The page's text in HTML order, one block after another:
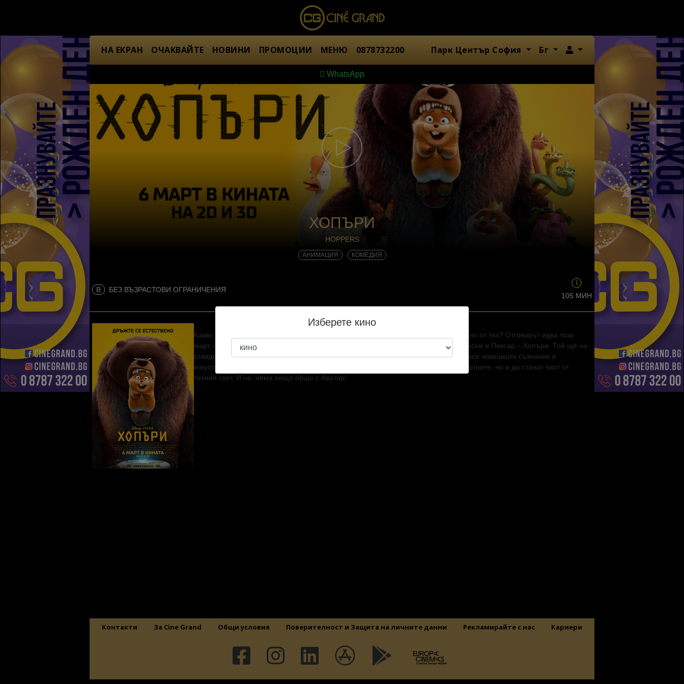
НА ЕКРАН ОЧАКВАЙТЕ НОВИНИ ПРОМОЦИИ МЕНЮ 0878732200 Парк Център София Бг Член
WhatsApp
ХОПЪРИ
HOPPERS
АНИМАЦИЯ КОМЕДИЯ
B БЕЗ ВЪЗРАСТОВИ ОГРАНИЧЕНИЯ
105 МИН
Какво би станало, ако можехме не просто да говорим с животните, а да бъдем едно от тях? Отговорът идва този
март, само в кината, с най-новия вълнуващ оригинален анимационен филм на Дисни и Пиксар – Хопъри. Той ще ни
отведе на уникално приключение в свят, където науката е открила начин да пренася човешкото съзнание в
изкуствени тела на животни. Така хората не само могат да разбират езика на животните, но и да станат част от
техния свят. И не, няма нищо общо с Аватар!
Контакти За Cine Grand Общи условия Поверителност и Защита на личните данни Рекламирайте с нас Кариери
Изберете кино